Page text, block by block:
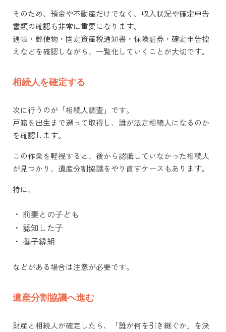
そのため、預金や不動産だけでなく、収入状況や確定申告
書類の確認も非常に重要になります。
通帳・郵便物・固定資産税通知書・保険証券・確定申告控
えなどを確認しながら、一覧化していくことが大切です。
相続人を確定する
次に行うのが「相続人調査」です。
戸籍を出生まで遡って取得し、誰が法定相続人になるのか
を確認します。
この作業を軽視すると、後から認識していなかった相続人
が見つかり、遺産分割協議をやり直すケースもあります。
特に、
・ 前妻との子ども
・ 認知した子
・ 養子縁組
などがある場合は注意が必要です。
遺産分割協議へ進む
財産と相続人が確定したら、「誰が何を引き継ぐか」を決